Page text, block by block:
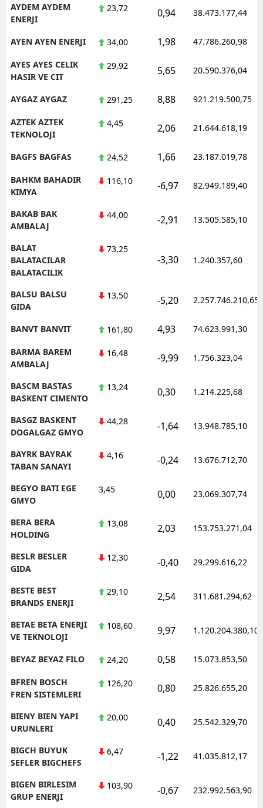
AYDEM AYDEM
ENERJI
23,72 0,94 38.473.177,44
AYEN AYEN ENERJI 34,00 1,98 47.786.260,98
AYES AYES CELIK
HASIR VE CIT
29,92 5,65 20.590.376,04
AYGAZ AYGAZ 291,25 8,88 921.219.500,75
AZTEK AZTEK
TEKNOLOJI
4,45 2,06 21.644.618,19
BAGFS BAGFAS 24,52 1,66 23.187.019,78
BAHKM BAHADIR
KIMYA
116,10 -6,97 82.949.189,40
BAKAB BAK
AMBALAJ
44,00 -2,91 13.505.585,10
BALAT
BALATACILAR
BALATACILIK
73,25
-3,30 1.240.357,60
BALSU BALSU
GIDA
13,50 -5,20 2.257.746.210,65
BANVT BANVIT 161,80 4,93 74.623.991,30
BARMA BAREM
AMBALAJ
16,48 -9,99 1.756.323,04
BASCM BASTAS
BASKENT CIMENTO
13,24 0,30 1.214.225,68
BASGZ BASKENT
DOGALGAZ GMYO
44,28 -1,64 13.948.785,10
BAYRK BAYRAK
TABAN SANAYI
4,16 -0,24 13.676.712,70
BEGYO BATI EGE
GMYO
3,45 0,00 23.069.307,74
BERA BERA
HOLDING
13,08 2,03 153.753.271,04
BESLR BESLER
GIDA
12,30 -0,40 29.299.616,22
BESTE BEST
BRANDS ENERJI
29,10 2,54 311.681.294,62
BETAE BETA ENERJI
VE TEKNOLOJI
108,60 9,97 1.120.204.380,10
BEYAZ BEYAZ FILO 24,20 0,58 15.073.853,50
BFREN BOSCH
FREN SISTEMLERI
126,20 0,80 25.826.655,20
BIENY BIEN YAPI
URUNLERI
20,00 0,40 25.542.329,70
BIGCH BUYUK
SEFLER BIGCHEFS
6,47 -1,22 41.035.812,17
BIGEN BIRLESIM
GRUP ENERJI
103,90 -0,67 232.992.563,90